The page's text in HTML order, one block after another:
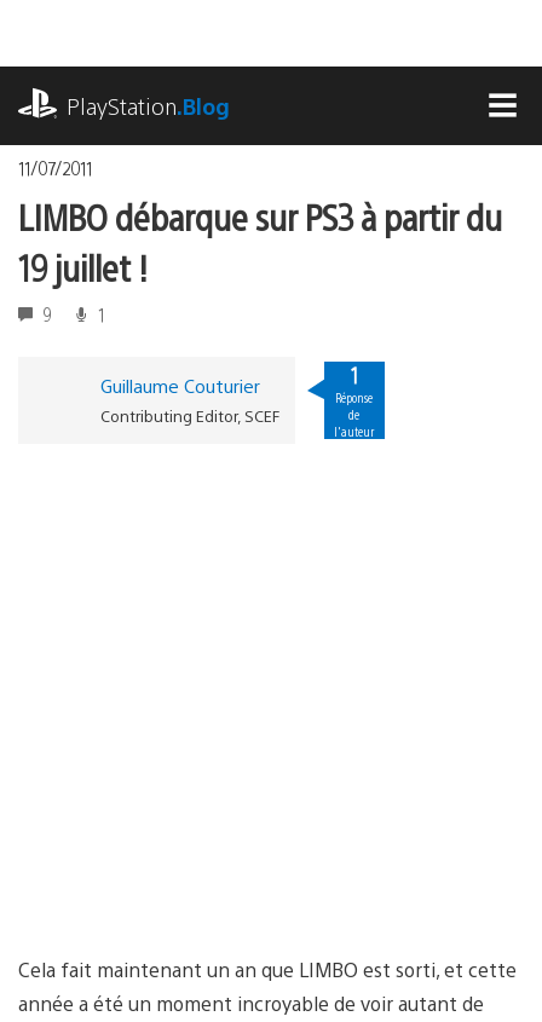
contenu
PlayStation.Blog
11/07/2011
LIMBO débarque sur PS3 à partir du
19 juillet !
9 1
Guillaume Couturier
Contributing Editor, SCEF
1
Réponse
de
l'auteur
Cela fait maintenant un an que LIMBO est sorti, et cette
année a été un moment incroyable de voir autant de